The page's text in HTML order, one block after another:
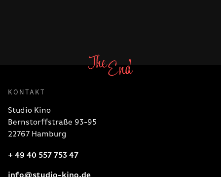
KONTAKT
Studio Kino
Bernstorffstraße 93-95
22767 Hamburg
+ 49 40 557 753 47